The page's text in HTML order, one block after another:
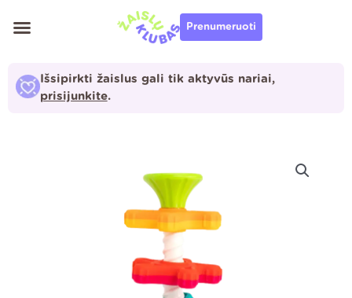
prie
Prenumeruoti
Išsipirkti žaislus gali tik aktyvūs nariai,
prisijunkite.